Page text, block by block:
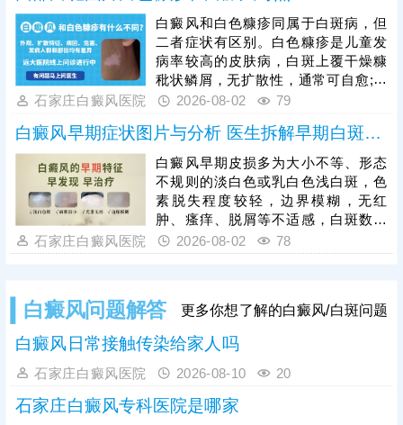
繁、易受摩擦暴晒，若初期放任不
管，白斑会逐渐扩大、融合，色素脱
失加重，边界变得清晰，甚至蔓延至
整只手背、手指。白癜风初期黑色素
细胞未完全受损，是治疗的黄金时
机，患者需及时就医，结合自身白斑
面积、病程、体质科
白癜风和白色糠疹同属于白斑病，但
二者症状有区别。白色糠疹是儿童发
病率较高的皮肤病，白斑上覆干燥糠
秕状鳞屑，无扩散性，通常可自愈;白
癜风发病人群广泛，白斑形成部位随
固，易扩散。可以做伍德灯、三维皮
肤ct检查诊断，分析白斑是什么，了
解白斑形成原因。再针对性的制定治
疗、护理方案，助力白斑稳步着色。
石家庄白癜风医院 2026-08-02 79
白癜风早期症状图片与分析 医生拆解早期白斑识别逻辑
白癜风早期皮损多为大小不等、形态
不规则的淡白色或乳白色浅白斑，色
素脱失程度较轻，边界模糊，无红
肿、瘙痒、脱屑等不适感，白斑数量
少、面积小，扩散速度较慢。临床
中，白色糠疹、花斑癣、贫血痣等多
免误诊误治。早期是白癜风治疗的黄
金窗口期，此时皮肤黑色素细胞受损
程度低，干预后复色效果好、复色率
高、复发率低。
石家庄白癜风医院 2026-08-02 78
白癜风问题解答 更多你想了解的白癜风/白斑问题
白癜风日常接触传染给家人吗
石家庄白癜风医院 2026-08-10 20
石家庄白癜风专科医院是哪家